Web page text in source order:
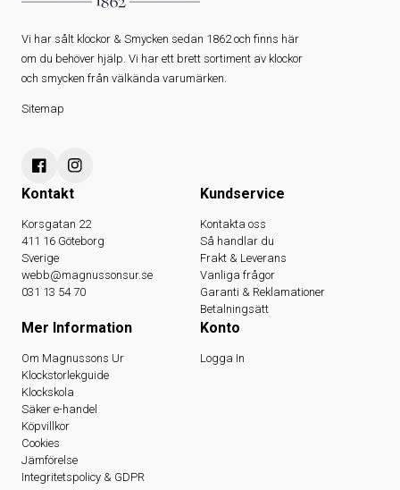
Vi har sålt klockor & Smycken sedan 1862 och finns här
om du behöver hjälp. Vi har ett brett sortiment av klockor
och smycken från välkända varumärken.
Sitemap
Kontakt
Korsgatan 22
411 16 Göteborg
Sverige
webb@magnussonsur.se
031 13 54 70
Kundservice
Kontakta oss
Så handlar du
Frakt & Leverans
Vanliga frågor
Garanti & Reklamationer
Betalningsätt
Mer Information
Om Magnussons Ur
Klockstorlekguide
Klockskola
Säker e-handel
Köpvillkor
Cookies
Jämförelse
Integritetspolicy & GDPR
Konto
Logga In